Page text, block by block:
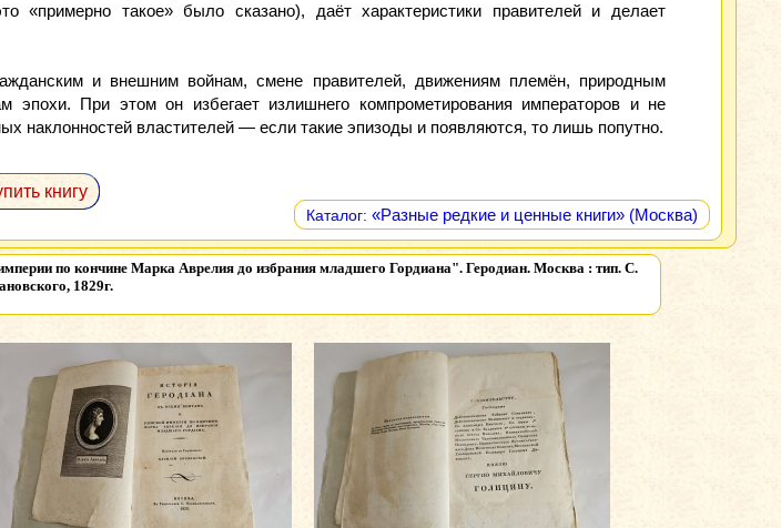
«примерно такое» было сказано), даёт характеристики правителей и делает
и внешним войнам, смене правителей, движениям племён, природным
эпохи. При этом он избегает излишнего компрометирования императоров и не
наклонностей властителей — если такие эпизоды и появляются, то лишь попутно.
книгу
Каталог: «Разные редкие и ценные книги» (Москва)
по кончине Марка Аврелия до избрания младшего Гордиана". Геродиан. Москва : тип. С.
1829г.